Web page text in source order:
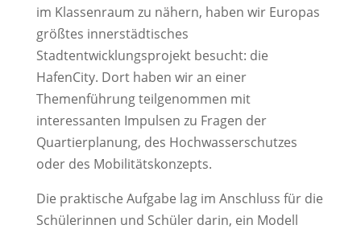
im Klassenraum zu nähern, haben wir Europas
größtes innerstädtisches
Stadtentwicklungsprojekt besucht: die
HafenCity. Dort haben wir an einer
Themenführung teilgenommen mit
interessanten Impulsen zu Fragen der
Quartierplanung, des Hochwasserschutzes
oder des Mobilitätskonzepts.
Die praktische Aufgabe lag im Anschluss für die
Schülerinnen und Schüler darin, ein Modell